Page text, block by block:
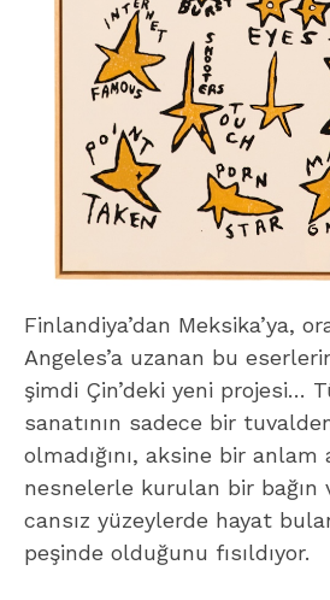
Finlandiya’dan Meksika’ya,
Angeles’a uzanan bu
şimdi Çin’deki yeni projesi…
sanatının sadece bir
olmadığını, aksine bir anlam
nesnelerle kurulan bir bağın
cansız yüzeylerde hayat
peşinde olduğunu fısıldıyor.